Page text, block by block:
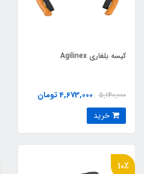
کیسه بلغاری Agilinex
5,140,000 4,673,000 تومان
10٪